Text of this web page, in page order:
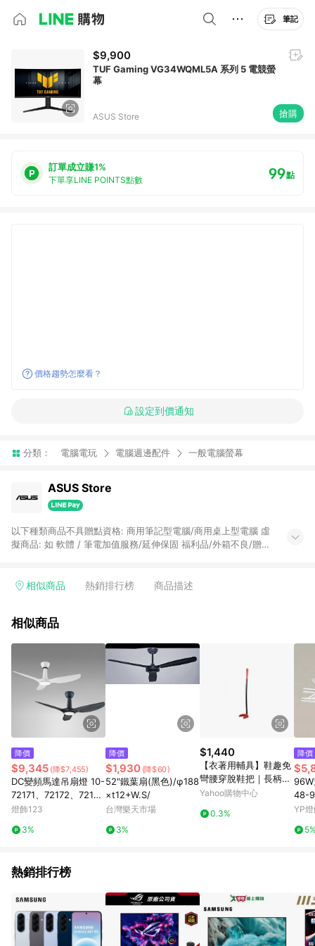
筆記
$9,900
TUF Gaming VG34WQML5A 系列 5 電競螢
幕
ASUS Store 搶購
訂單成立賺1%
下單享LINE POINTS點數 99點
價格趨勢怎麼看？
設定到價通知
分類： 電腦電玩 電腦週邊配件 一般電腦螢幕
ASUS Store
以下種類商品不具贈點資格: 商用筆記型電腦/商用桌上型電腦 虛
擬商品: 如 軟體 / 筆電加值服務/延伸保固 福利品/外箱不良/贈品/
（若發票打統編視為企業優惠）以及其他專案折扣碼 部份產品不
用筆電系列(B/P/Pro-)、Chromebook 系列(C) • 迷你桌機系列
相似商品 熱銷排行榜 商品描述
相似商品
降價
$9,345 (降$7,455)
DC變頻馬達吊扇燈 10-
72171、72172、7217
3、72174
燈飾123
3%
降價
$1,930 (降$60)
52"鐵葉扇(黑色)/φ188
×t12+W.S/
台灣樂天市場
3%
$1,440
【衣著用輔具】鞋趣免
彎腰穿脫鞋把｜長柄鞋
拔、穿鞋輔具、銀髮
拔
Yahoo購物中心
0.3%
降價
48-
YP
熱銷排行榜